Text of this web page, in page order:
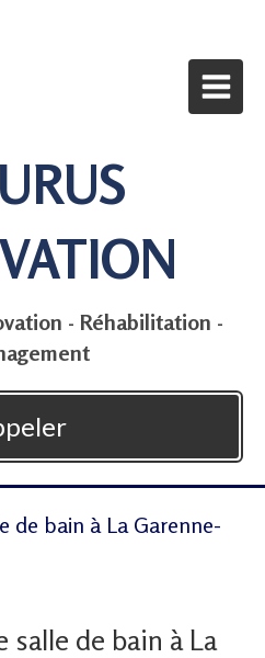
- Réhabilitation -
de bain à La Garenne-
salle de bain à La